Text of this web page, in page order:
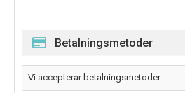
Betalningsmetoder
Vi accepterar betalningsmetoder